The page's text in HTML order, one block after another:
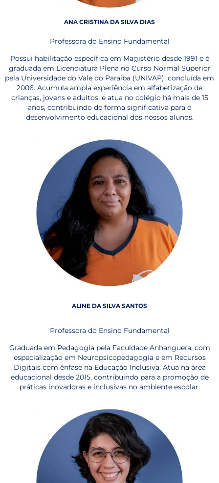
ANA CRISTINA DA SILVA DIAS
Professora do Ensino Fundamental
Possui habilitação específica em Magistério desde 1991 e é
graduada em Licenciatura Plena no Curso Normal Superior
pela Universidade do Vale do Paraíba (UNIVAP), concluída em
2006. Acumula ampla experiência em alfabetização de
crianças, jovens e adultos, e atua no colégio há mais de 15
anos, contribuindo de forma significativa para o
desenvolvimento educacional dos nossos alunos.
ALINE DA SILVA SANTOS
Professora do Ensino Fundamental
Graduada em Pedagogia pela Faculdade Anhanguera, com
especialização em Neuropsicopedagogia e em Recursos
Digitais com ênfase na Educação Inclusiva. Atua na área
educacional desde 2015, contribuindo para a promoção de
práticas inovadoras e inclusivas no ambiente escolar.